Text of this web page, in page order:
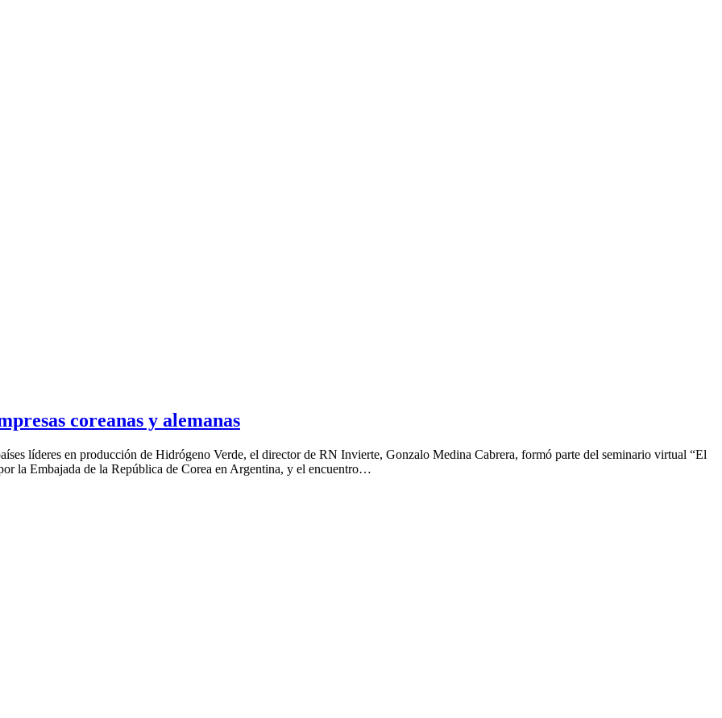
coreanas y alemanas
líderes en producción de Hidrógeno Verde, el director de RN Invierte, Gonzalo Medina Cabrera, formó parte del seminario virtual “El
la Embajada de la República de Corea en Argentina, y el encuentro…